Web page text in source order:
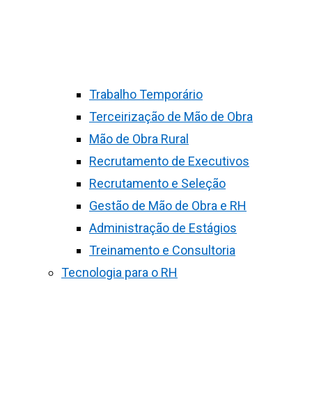
Trabalho Temporário
Terceirização de Mão de Obra
Mão de Obra Rural
Recrutamento de Executivos
Recrutamento e Seleção
Gestão de Mão de Obra e RH
Administração de Estágios
Treinamento e Consultoria
Tecnologia para o RH